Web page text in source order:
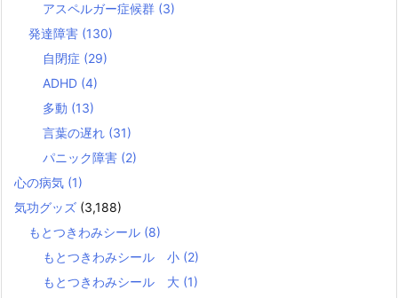
アスペルガー症候群 (3)
発達障害 (130)
自閉症 (29)
ADHD (4)
多動 (13)
言葉の遅れ (31)
パニック障害 (2)
心の病気 (1)
気功グッズ (3,188)
もとつきわみシール (8)
もとつきわみシール 小 (2)
もとつきわみシール 大 (1)